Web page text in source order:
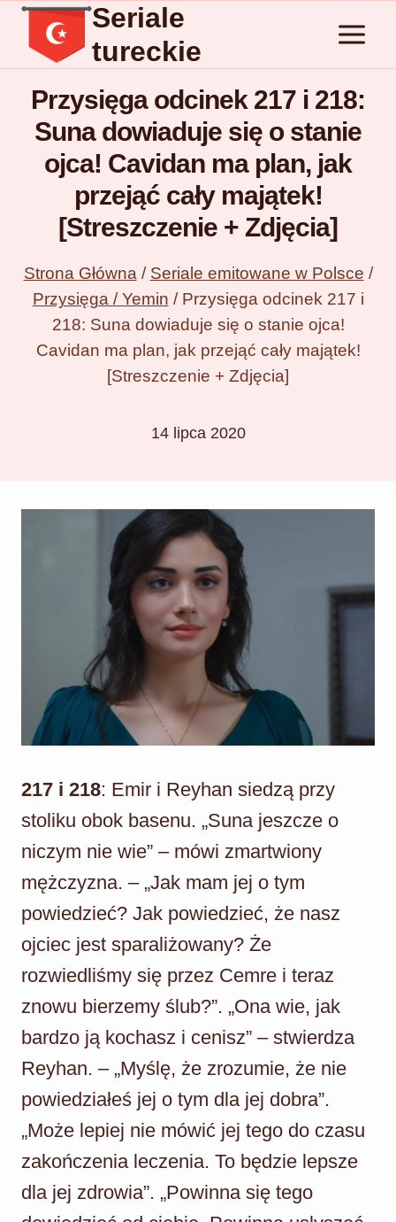
Przejdź
treści
Seriale
tureckie
Przysięga odcinek 217 i 218:
Suna dowiaduje się o stanie
ojca! Cavidan ma plan, jak
przejąć cały majątek!
[Streszczenie + Zdjęcia]
Strona Główna / Seriale emitowane w Polsce /
Przysięga / Yemin / Przysięga odcinek 217 i
218: Suna dowiaduje się o stanie ojca!
Cavidan ma plan, jak przejąć cały majątek!
[Streszczenie + Zdjęcia]
14 lipca 2020
217 i 218: Emir i Reyhan siedzą przy
stoliku obok basenu. „Suna jeszcze o
niczym nie wie” – mówi zmartwiony
mężczyzna. – „Jak mam jej o tym
powiedzieć? Jak powiedzieć, że nasz
ojciec jest sparaliżowany? Że
rozwiedliśmy się przez Cemre i teraz
znowu bierzemy ślub?”. „Ona wie, jak
bardzo ją kochasz i cenisz” – stwierdza
Reyhan. – „Myślę, że zrozumie, że nie
powiedziałeś jej o tym dla jej dobra”.
„Może lepiej nie mówić jej tego do czasu
zakończenia leczenia. To będzie lepsze
dla jej zdrowia”. „Powinna się tego